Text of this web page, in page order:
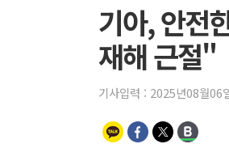
기아, 안전
재해 근절"
기사입력 : 2025년08월06